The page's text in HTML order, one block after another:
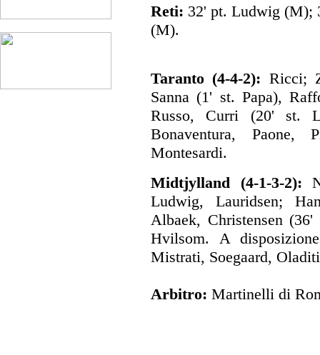
Reti: 32' pt. Ludwig (M);
(M).
Taranto (4-4-2): Ricci;
Sanna (1' st. Papa),
Russo, Curri (20' st.
Bonaventura, Paone,
Montesardi.
Midtjylland (4-1-3-2):
Ludwig, Lauridsen;
Albaek, Christensen
Hvilsom. A
Mistrati, Soegaard,
Arbitro: Martinelli di